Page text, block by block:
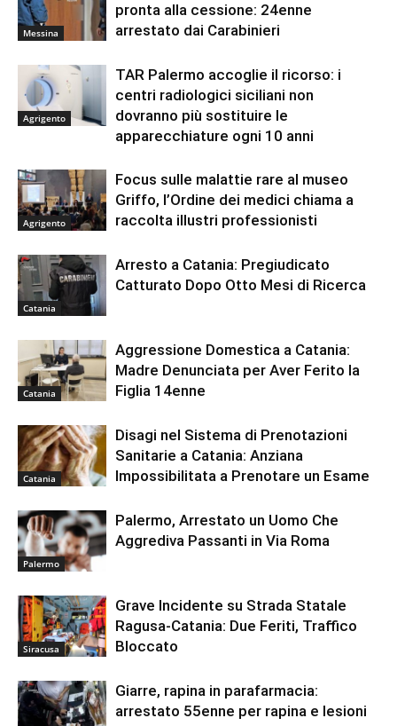
Messina
pronta alla cessione: 24enne
arrestato dai Carabinieri
Agrigento
TAR Palermo accoglie il ricorso: i
centri radiologici siciliani non
dovranno più sostituire le
apparecchiature ogni 10 anni
Agrigento
Focus sulle malattie rare al museo
Griffo, l’Ordine dei medici chiama a
raccolta illustri professionisti
Catania
Arresto a Catania: Pregiudicato
Catturato Dopo Otto Mesi di Ricerca
Catania
Aggressione Domestica a Catania:
Madre Denunciata per Aver Ferito la
Figlia 14enne
Catania
Disagi nel Sistema di Prenotazioni
Sanitarie a Catania: Anziana
Impossibilitata a Prenotare un Esame
Palermo
Palermo, Arrestato un Uomo Che
Aggrediva Passanti in Via Roma
Siracusa
Grave Incidente su Strada Statale
Ragusa-Catania: Due Feriti, Traffico
Bloccato
Giarre, rapina in parafarmacia:
arrestato 55enne per rapina e lesioni